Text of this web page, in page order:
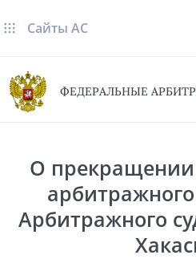
Сайты AC
ФЕДЕРАЛЬНЫЕ
О
Арбитражного